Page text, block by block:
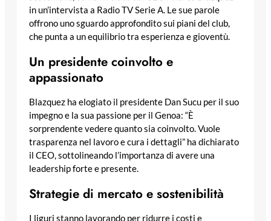
in un’intervista a Radio TV Serie A. Le sue parole
offrono uno sguardo approfondito sui piani del club,
che punta a un equilibrio tra esperienza e gioventù.
Un presidente coinvolto e
appassionato
Blazquez ha elogiato il presidente Dan Sucu per il suo
impegno e la sua passione per il Genoa: “È
sorprendente vedere quanto sia coinvolto. Vuole
trasparenza nel lavoro e cura i dettagli” ha dichiarato
il CEO, sottolineando l’importanza di avere una
leadership forte e presente.
Strategie di mercato e sostenibilità
I liguri stanno lavorando per ridurre i costi e